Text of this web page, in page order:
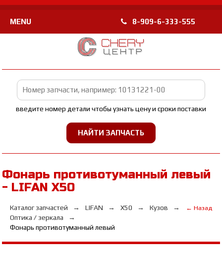
MENU 8-909-6-333-555
введите номер детали чтобы узнать цену и сроки поставки
Фонарь противотуманный левый
- LIFAN X50
Каталог запчастей LIFAN X50
Кузов
Оптика / зеркала
Фонарь противотуманный левый
← Назад